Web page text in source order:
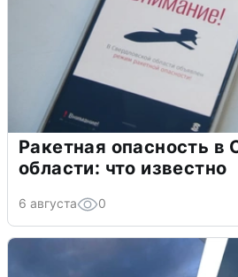
Ракетная опасность в
области: что известно
6 августа 0